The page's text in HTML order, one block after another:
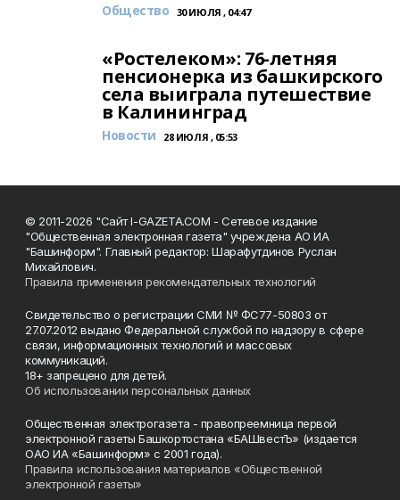
Общество 30 ИЮЛЯ , 04:47
«Ростелеком»: 76-летняя
пенсионерка из башкирского
села выиграла путешествие
в Калининград
Новости 28 ИЮЛЯ , 05:53
© 2011-2026 "Сайт I-GAZETA.COM - Сетевое издание
"Общественная электронная газета" учреждена АО ИА
"Башинформ". Главный редактор: Шарафутдинов Руслан
Михайлович.
Правила применения рекомендательных технологий
Свидетельство о регистрации СМИ № ФС77-50803 от
27.07.2012 выдано Федеральной службой по надзору в сфере
связи, информационных технологий и массовых
коммуникаций.
18+ запрещено для детей.
Об использовании персональных данных
Общественная электрогазета - правопреемница первой
электронной газеты Башкортостана «БАШвестЪ» (издается
ОАО ИА «Башинформ» с 2001 года).
Правила использования материалов «Общественной
электронной газеты»